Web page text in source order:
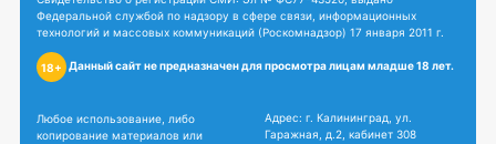
Федеральной службой по надзору в сфере связи, информационных
технологий и массовых коммуникаций (Роскомнадзор) 17 января 2011 г.
18+ Данный сайт не предназначен для просмотра лицам младше 18 лет.
Любое использование, либо
копирование материалов или
Адрес: г. Калининград, ул.
Гаражная, д.2, кабинет 308